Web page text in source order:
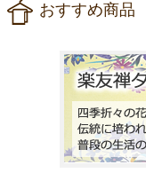
おすすめ商品